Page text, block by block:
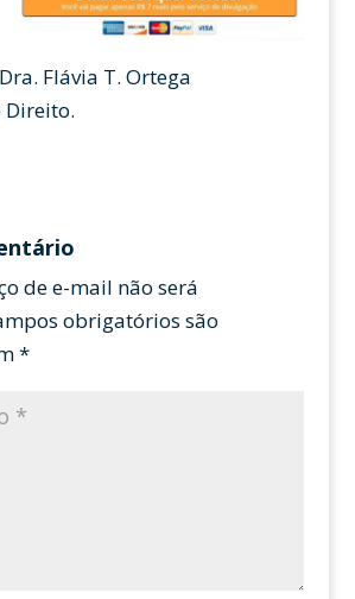
Flávia T. Ortega
Direito.
de e-mail não será
obrigatórios são
*